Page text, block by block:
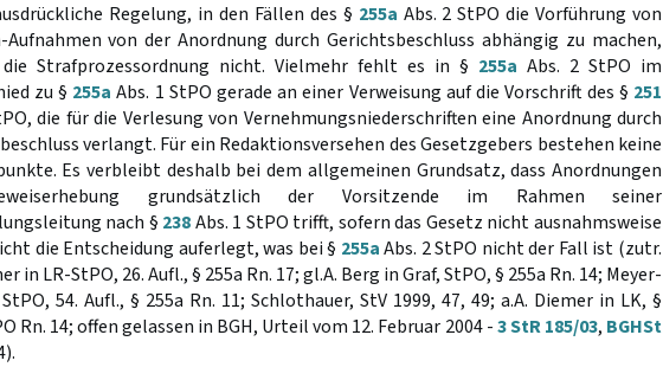
Regelung, in den Fällen des § 255a Abs. 2 StPO die Vorführung von
Aufnahmen von der Anordnung durch Gerichtsbeschluss abhängig zu machen,
Strafprozessordnung nicht. Vielmehr fehlt es in § 255a Abs. 2 StPO im
zu § 255a Abs. 1 StPO gerade an einer Verweisung auf die Vorschrift des § 251
die für die Verlesung von Vernehmungsniederschriften eine Anordnung durch
verlangt. Für ein Redaktionsversehen des Gesetzgebers bestehen keine
Es verbleibt deshalb bei dem allgemeinen Grundsatz, dass Anordnungen
grundsätzlich der Vorsitzende im Rahmen seiner
nach § 238Abs. 1 StPO trifft, sofern das Gesetz nicht ausnahmsweise
die Entscheidung auferlegt, was bei § 255aAbs. 2 StPO nicht der Fall ist (zutr.
in LR-StPO, 26. Aufl., § 255a Rn. 17; gl.A. Berg in Graf, StPO, § 255a Rn. 14; Meyer-
54. Aufl., § 255a Rn. 11; Schlothauer, StV 1999, 47, 49; a.A. Diemer in LK, §
Rn. 14; offen gelassen in BGH, Urteil vom 12. Februar 2004 -3 StR 185/03, BGHSt